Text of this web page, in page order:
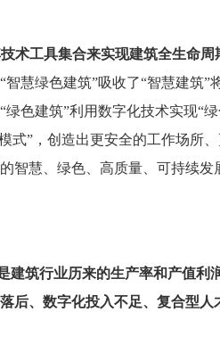
术工具集合来实现建筑全生命周
“智慧绿色建筑”吸收了“智慧建筑”
色建筑”利用数字化技术实现“
式”，创造出更安全的工作场所
智慧、绿色、高质量、可持续发
建筑行业历来的生产率和产值利
后、数字化投入不足、复合型人